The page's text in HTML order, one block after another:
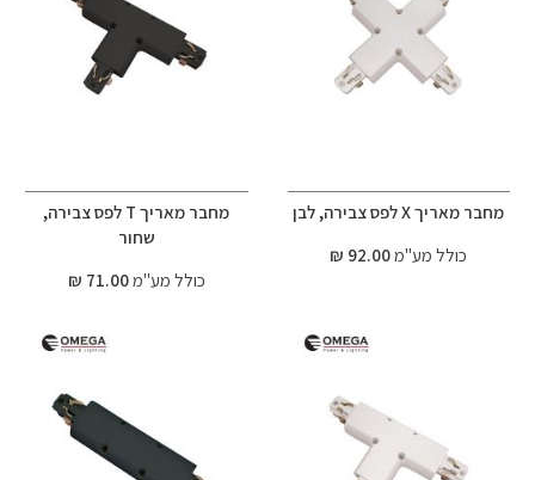
מחבר מאריך X לפס צבירה, לבן
כולל מע"מ92.00 ₪
מחבר מאריך T לפס צבירה,
שחור
כולל מע"מ71.00 ₪